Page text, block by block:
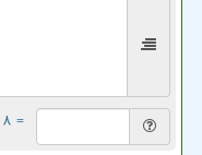
= ۸ بعلاوه ۲